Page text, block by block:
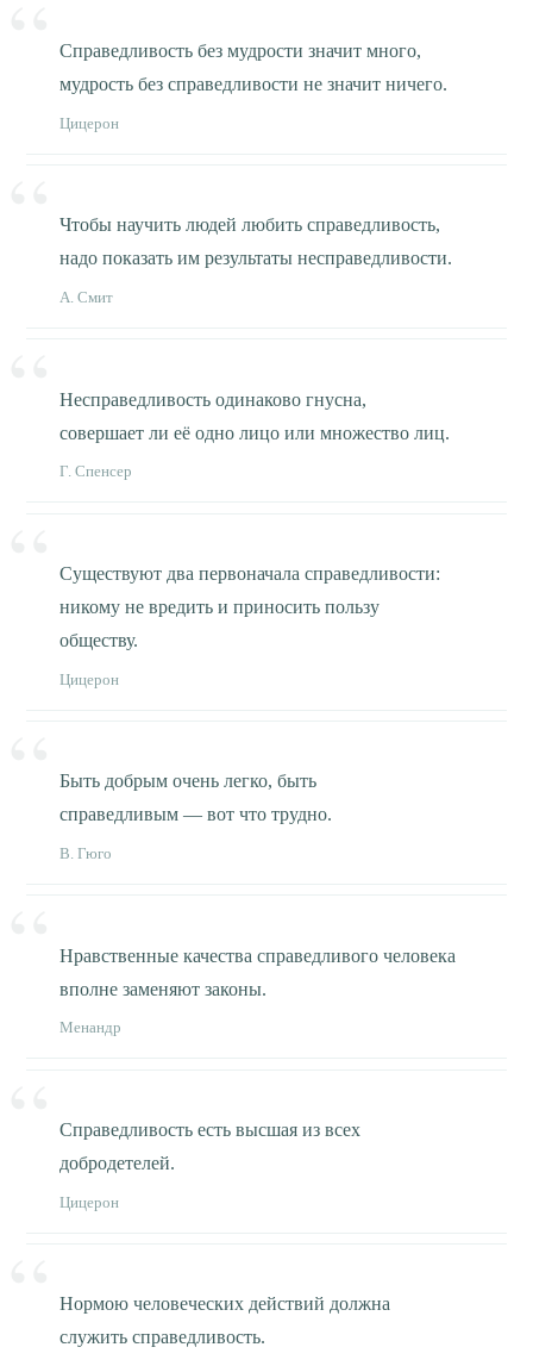
Справедливость без мудрости значит много,
мудрость без справедливости не значит ничего.
Цицерон
Чтобы научить людей любить справедливость,
надо показать им результаты несправедливости.
А. Смит
Несправедливость одинаково гнусна,
совершает ли её одно лицо или множество лиц.
Г. Спенсер
Существуют два первоначала справедливости:
никому не вредить и приносить пользу
обществу.
Цицерон
Быть добрым очень легко, быть
справедливым — вот что трудно.
В. Гюго
Нравственные качества справедливого человека
вполне заменяют законы.
Менандр
Справедливость есть высшая из всех
добродетелей.
Цицерон
Нормою человеческих действий должна
служить справедливость.